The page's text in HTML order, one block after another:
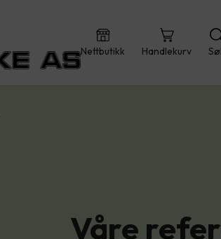
Nettbutikk Handlekurv
Våre